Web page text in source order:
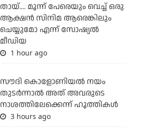
തായ്.... മൂന്ന് പേരെയും വെച്ച് ഒരു
ആക്ഷന്‍ സിനിമ ആരെങ്കിലും
ചെയ്യുമോ എന്ന് സോഷ്യല്‍
മീഡിയ
1 hour ago
സൗദി കൊളോണിയല്‍ നയം
തുടര്‍ന്നാല്‍ അത് അവരുടെ
നാശത്തിലേക്കെന്ന് ഹൂത്തികള്‍
3 hours ago